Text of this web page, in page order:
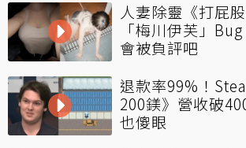
人妻除靈《打屁
「梅川伊芙」
會被負評吧
退款率99%！
200鎂》營收破
也傻眼